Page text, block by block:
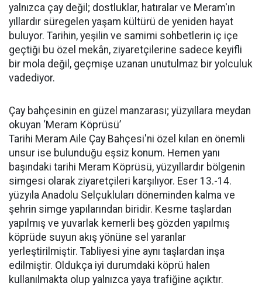
yalnızca çay değil; dostluklar, hatıralar ve Meram'ın
yıllardır süregelen yaşam kültürü de yeniden hayat
buluyor. Tarihin, yeşilin ve samimi sohbetlerin iç içe
geçtiği bu özel mekân, ziyaretçilerine sadece keyifli
bir mola değil, geçmişe uzanan unutulmaz bir yolculuk
vadediyor.
Çay bahçesinin en güzel manzarası; yüzyıllara meydan
okuyan ‘Meram Köprüsü’
Tarihi Meram Aile Çay Bahçesi'ni özel kılan en önemli
unsur ise bulunduğu eşsiz konum. Hemen yanı
başındaki tarihi Meram Köprüsü, yüzyıllardır bölgenin
simgesi olarak ziyaretçileri karşılıyor. Eser 13.-14.
yüzyıla Anadolu Selçukluları döneminden kalma ve
şehrin simge yapılarından biridir. Kesme taşlardan
yapılmış ve yuvarlak kemerli beş gözden yapılmış
köprüde suyun akış yönüne sel yaranlar
yerleştirilmiştir. Tabliyesi yine aynı taşlardan inşa
edilmiştir. Oldukça iyi durumdaki köprü halen
kullanılmakta olup yalnızca yaya trafiğine açıktır.